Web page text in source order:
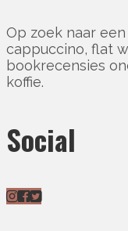
Op zoek naar
cappuccino, flat
bookrecensies
koffie.
Social